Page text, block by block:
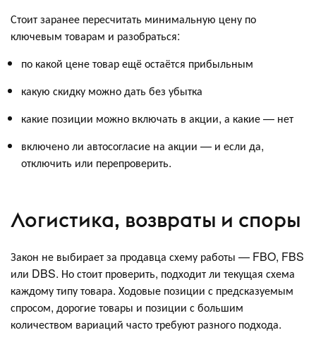
Стоит заранее пересчитать минимальную цену по
ключевым товарам и разобраться:
по какой цене товар ещё остаётся прибыльным
какую скидку можно дать без убытка
какие позиции можно включать в акции, а какие — нет
включено ли автосогласие на акции — и если да,
отключить или перепроверить.
Логистика, возвраты и споры
Закон не выбирает за продавца схему работы — FBO, FBS
или DBS. Но стоит проверить, подходит ли текущая схема
каждому типу товара. Ходовые позиции с предсказуемым
спросом, дорогие товары и позиции с большим
количеством вариаций часто требуют разного подхода.